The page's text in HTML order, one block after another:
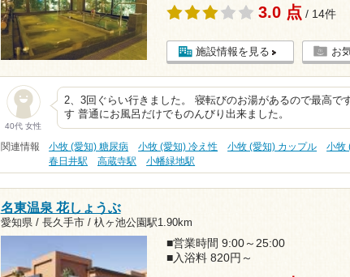
3.0 点 / 14件
施設情報を見る お
40代 女性
2、3回ぐらい行きました。 寝転びのお湯があるので最高で
す 普通にお風呂だけでものんびり出来ました。
関連情報 小牧 (愛知) 糖尿病 小牧 (愛知) 冷え性 小牧 (愛知) カップル 小牧
春日井駅
高蔵寺駅 小幡緑地駅
名東温泉 花しょうぶ
愛知県 / 長久手市 / 杁ヶ池公園駅1.90km
■営業時間 9:00～25:00
■入浴料 820円～